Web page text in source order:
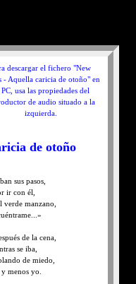
descargar el fichero "New
- Aquella caricia de otoño" en
usa las propiedades del
de audio situado a la
izquierda.
de otoño
sus pasos,
ir con él,
verde manzano,
de la cena,
se iba,
de miedo,
menos yo.